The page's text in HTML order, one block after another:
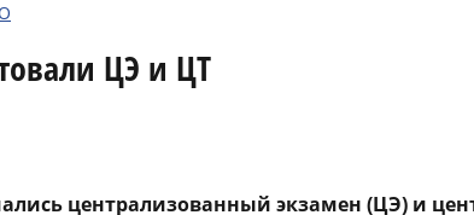
ЦЭ и ЦТ
централизованный экзамен (ЦЭ) и